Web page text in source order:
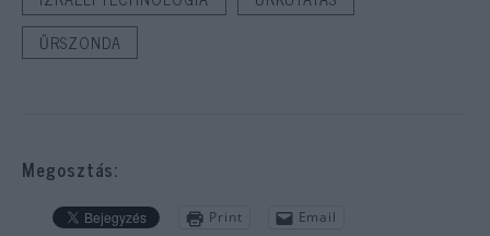
ŰRSZONDA
Megosztás:
Print Email